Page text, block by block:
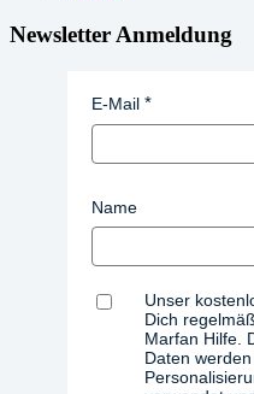
Newsletter Anmeldung
E-Mail
Name
Unser
Dich
Marfan Hilfe.
Daten